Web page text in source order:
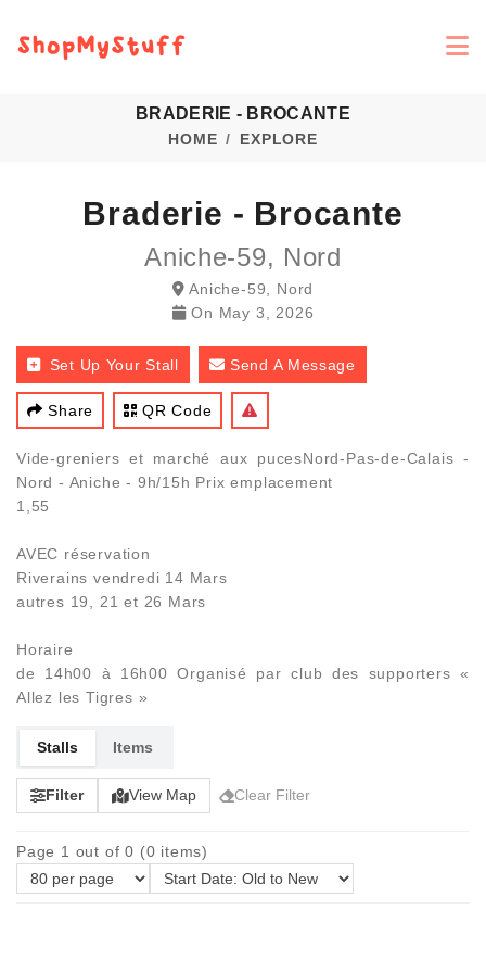
BRADERIE - BROCANTE
HOME EXPLORE
Braderie - Brocante
Aniche-59, Nord
Aniche-59, Nord
On May 3, 2026
Set Up Your Stall Send A Message
Share QR Code
Vide-greniers et marché aux pucesNord-Pas-de-Calais -
Nord - Aniche - 9h/15h Prix emplacement
1,55
AVEC réservation
Riverains vendredi 14 Mars
autres 19, 21 et 26 Mars
Horaire
de 14h00 à 16h00 Organisé par club des supporters «
Allez les Tigres »
Stalls Items
Filter View Map Clear Filter
Page 1 out of 0 (0 items)